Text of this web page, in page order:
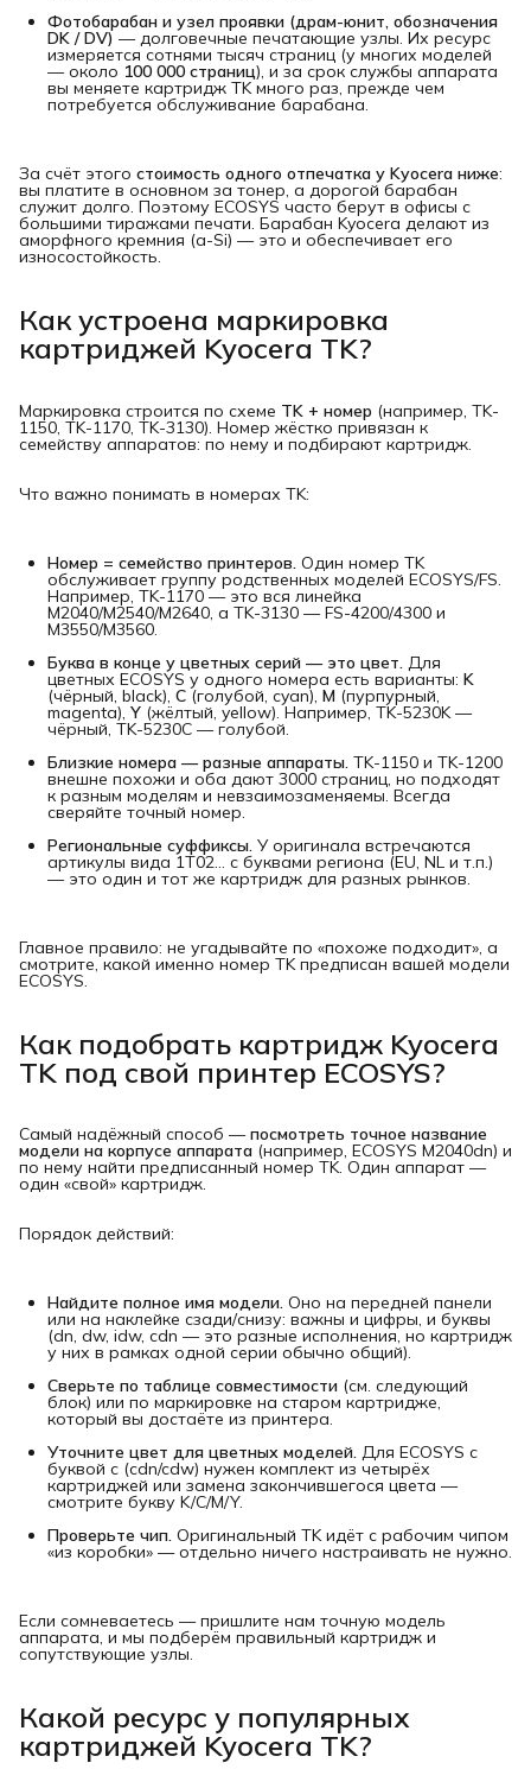
Фотобарабан и узел проявки (драм-юнит, обозначения
DK / DV) — долговечные печатающие узлы. Их ресурс
измеряется сотнями тысяч страниц (у многих моделей
— около 100 000 страниц), и за срок службы аппарата
вы меняете картридж TK много раз, прежде чем
потребуется обслуживание барабана.
За счёт этого стоимость одного отпечатка у Kyocera ниже:
вы платите в основном за тонер, а дорогой барабан
служит долго. Поэтому ECOSYS часто берут в офисы с
большими тиражами печати. Барабан Kyocera делают из
аморфного кремния (a-Si) — это и обеспечивает его
износостойкость.
Как устроена маркировка
картриджей Kyocera TK?
Маркировка строится по схеме TK + номер (например, TK-
1150, TK-1170, TK-3130). Номер жёстко привязан к
семейству аппаратов: по нему и подбирают картридж.
Что важно понимать в номерах TK:
Номер = семейство принтеров. Один номер TK
обслуживает группу родственных моделей ECOSYS/FS.
Например, TK-1170 — это вся линейка
M2040/M2540/M2640, а TK-3130 — FS-4200/4300 и
M3550/M3560.
Буква в конце у цветных серий — это цвет. Для
цветных ECOSYS у одного номера есть варианты: K
(чёрный, black), C(голубой, cyan), M (пурпурный,
magenta), Y (жёлтый, yellow). Например, TK-5230K —
чёрный, TK-5230C — голубой.
Близкие номера — разные аппараты. TK-1150 и TK-1200
внешне похожи и оба дают 3000 страниц, но подходят
к разным моделям и невзаимозаменяемы. Всегда
сверяйте точный номер.
Региональные суффиксы. У оригинала встречаются
артикулы вида 1T02… с буквами региона (EU, NL и т.п.)
— это один и тот же картридж для разных рынков.
Главное правило: не угадывайте по «похоже подходит», а
смотрите, какой именно номер TK предписан вашей модели
ECOSYS.
Как подобрать картридж Kyocera
TK под свой принтер ECOSYS?
Самый надёжный способ —посмотреть точное название
модели на корпусе аппарата (например, ECOSYS M2040dn) и
по нему найти предписанный номер TK. Один аппарат —
один «свой» картридж.
Порядок действий:
Найдите полное имя модели. Оно на передней панели
или на наклейке сзади/снизу: важны и цифры, и буквы
(dn, dw, idw, cdn — это разные исполнения, но картридж
у них в рамках одной серии обычно общий).
Сверьте по таблице совместимости (см. следующий
блок) или по маркировке на старом картридже,
который вы достаёте из принтера.
Уточните цвет для цветных моделей. Для ECOSYS с
буквой c (cdn/cdw) нужен комплект из четырёх
картриджей или замена закончившегося цвета —
смотрите букву K/C/M/Y.
Проверьте чип. Оригинальный TK идёт с рабочим чипом
«из коробки» — отдельно ничего настраивать не нужно.
Если сомневаетесь — пришлите нам точную модель
аппарата, и мы подберём правильный картридж и
сопутствующие узлы.
Какой ресурс у популярных
картриджей Kyocera TK?